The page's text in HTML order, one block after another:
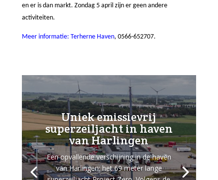
en er is dan markt. Zondag 5 april zijn er geen andere
activiteiten.
Meer informatie: Terherne Haven, 0566-652707.
Uniek emissievrij
superzeiljacht in haven
van Harlingen
Een opvallende verschijning in de haven
van Harlingen: het 69 meter lange